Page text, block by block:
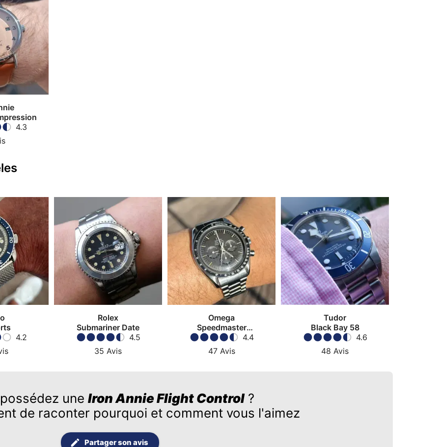
4.3
4.2
Rolex
Submariner Date
4.5
35 Avis
Omega
Speedmaster
Moonwatch4.4
47 Avis
Tudor
Black Bay 58
4.6
48 Avis
une Iron Annie Flight Control?
de raconter pourquoi et comment vous l'aimez
Partager son avis